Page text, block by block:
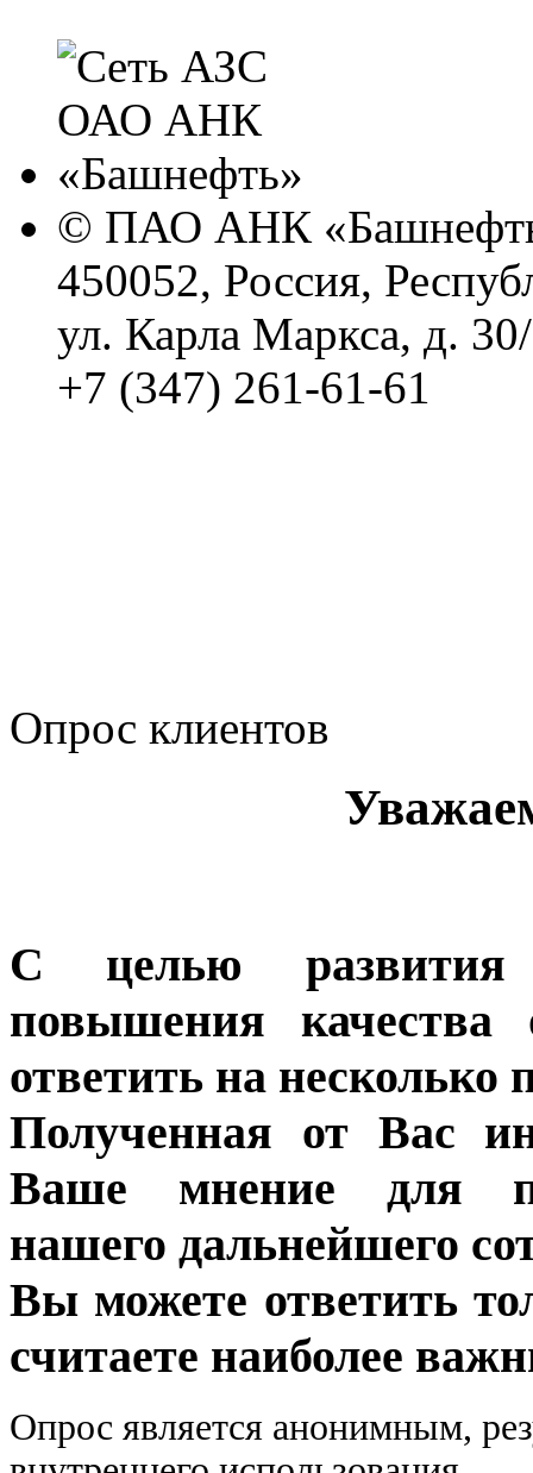
© ПАО АНК
450052, Россия,
ул. Карла Маркса, д.
+7 (347) 261-61-61
Опрос клиентов
С целью развития
повышения качества
ответить на несколько
Полученная от Вас
Ваше мнение для
нашего дальнейшего
Вы можете ответить
считаете наиболее
Опрос является анонимным,